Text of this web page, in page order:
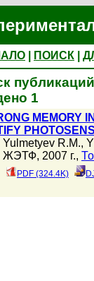
ПОИСК
1
MEMORY
Yulmetyev R.M.,
ЖЭТФ, 2007 г.,
PDF (324.4K)